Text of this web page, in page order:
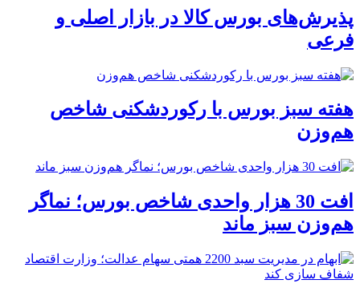
پذیرش‌های بورس کالا در بازار اصلی و
فرعی
هفته سبز بورس با رکوردشکنی شاخص
هم‌وزن
افت 30 هزار واحدی شاخص بورس؛ نماگر
هم‌وزن سبز ماند